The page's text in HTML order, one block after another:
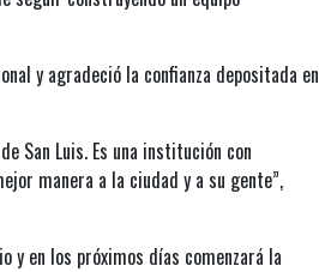
y agradeció la confianza depositada en
San Luis. Es una institución con
manera a la ciudad y a su gente”,
y en los próximos días comenzará la